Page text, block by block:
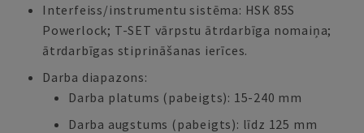
Interfeiss/instrumentu sistēma: HSK 85S
Powerlock; T-SET vārpstu ātrdarbīga nomaiņa;
ātrdarbīgas stiprināšanas ierīces.
Darba diapazons:
Darba platums (pabeigts): 15-240 mm
Darba augstums (pabeigts): līdz 125 mm